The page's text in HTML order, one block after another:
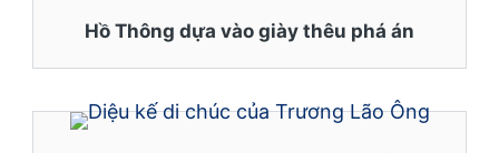
Hồ Thông dựa vào giày thêu phá án